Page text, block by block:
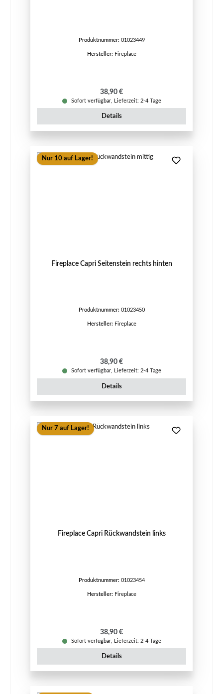
Produktnummer: 01023449
Hersteller: Fireplace
Regulärer Preis:
38,90 €
Sofort verfügbar, Lieferzeit: 2-4 Tage
Details
Nur 10 auf Lager!
Fireplace Capri Seitenstein rechts hinten
Produktnummer: 01023450
Hersteller: Fireplace
Regulärer Preis:
38,90 €
Sofort verfügbar, Lieferzeit: 2-4 Tage
Details
Nur 7 auf Lager!
Fireplace Capri Rückwandstein links
Produktnummer: 01023454
Hersteller: Fireplace
Regulärer Preis:
38,90 €
Sofort verfügbar, Lieferzeit: 2-4 Tage
Details